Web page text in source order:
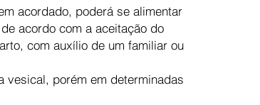
acordado, poderá se alimentar
acordo com a aceitação do
com auxílio de um familiar ou
vesical, porém em determinadas